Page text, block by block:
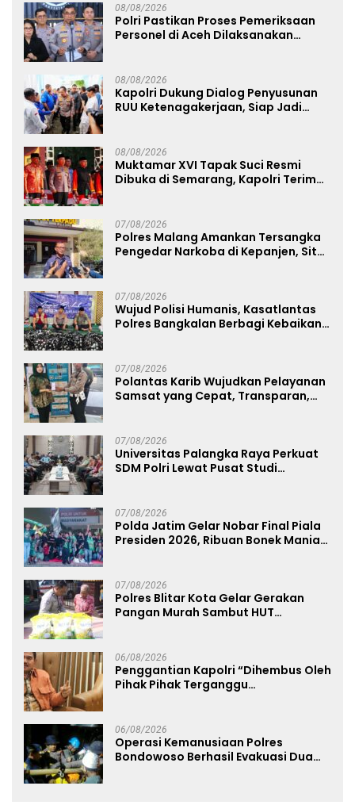
08/08/2026
Polri Pastikan Proses Pemeriksaan
Personel di Aceh Dilaksanakan
08/08/2026
Kapolri Dukung Dialog Penyusunan
RUU Ketenagakerjaan, Siap Jadi
08/08/2026
Muktamar XVI Tapak Suci Resmi
Dibuka di Semarang, Kapolri Terima
07/08/2026
Polres Malang Amankan Tersangka
Pengedar Narkoba di Kepanjen, Sita
07/08/2026
Wujud Polisi Humanis, Kasatlantas
Polres Bangkalan Berbagi Kebaikan
07/08/2026
Polantas Karib Wujudkan Pelayanan
Samsat yang Cepat, Transparan,
07/08/2026
Universitas Palangka Raya Perkuat
SDM Polri Lewat Pusat Studi
07/08/2026
Polda Jatim Gelar Nobar Final Piala
Presiden 2026, Ribuan Bonek Mania
07/08/2026
Polres Blitar Kota Gelar Gerakan
Pangan Murah Sambut HUT
06/08/2026
Penggantian Kapolri “Dihembus Oleh
Pihak Pihak Terganggu
06/08/2026
Operasi Kemanusiaan Polres
Bondowoso Berhasil Evakuasi Dua